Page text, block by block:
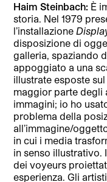
Haim Steinbach: È
storia. Nel 1979
l’installazione
disposizione di
galleria, spaziando
appoggiato a una
illustrate esposte
maggior parte degli
immagini; io ho
problema della
all’immagine/
in cui i media
in senso illustrativo.
dei voyeurs
esperienza. Gli